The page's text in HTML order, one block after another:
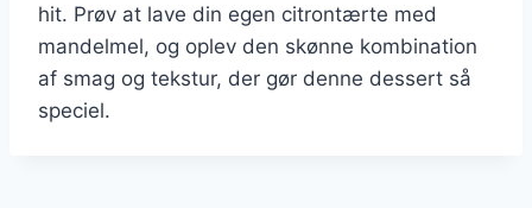
hit. Prøv at lave din egen citrontærte med
mandelmel, og oplev den skønne kombination
af smag og tekstur, der gør denne dessert så
speciel.